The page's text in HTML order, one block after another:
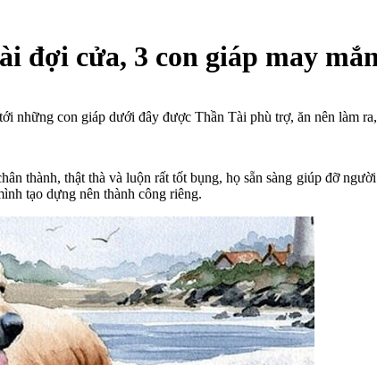
đợi cửa, 3 con giáp may
những con giáp dưới đây được Thần Tài phù trợ, ăn nên làm
thành, thật thà và luộn rất tốt bụng, họ sẵn sàng giúp đỡ
tạo dựng nên thành công riêng.